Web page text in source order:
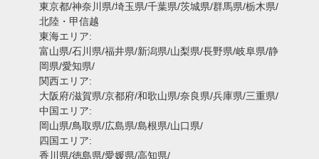
東京都/神奈川県/埼玉県/千葉県/茨城県/群馬県/栃木県/
北陸・甲信越
東海エリア:
富山県/石川県/福井県/新潟県/山梨県/長野県/岐阜県/静
岡県/愛知県/
関西エリア:
大阪府/滋賀県/京都府/和歌山県/奈良県/兵庫県/三重県/
中国エリア:
岡山県/鳥取県/広島県/島根県/山口県/
四国エリア:
香川県/徳島県/愛媛県/高知県/